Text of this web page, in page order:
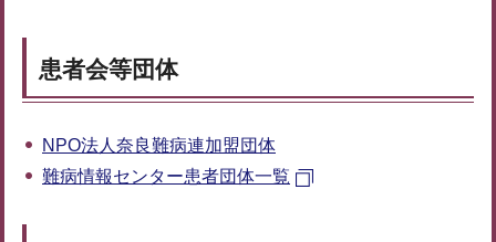
患者会等団体
NPO法人奈良難病連加盟団体
難病情報センター患者団体一覧